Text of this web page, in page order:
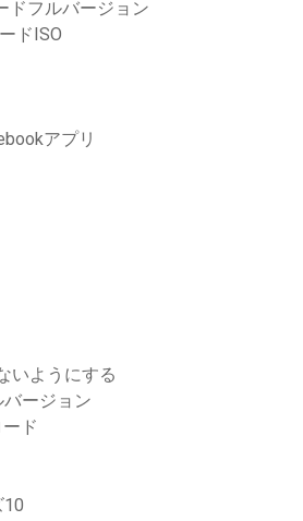
ドフルバージョン
ドISO
アプリ
いようにする
ージョン
ド
10